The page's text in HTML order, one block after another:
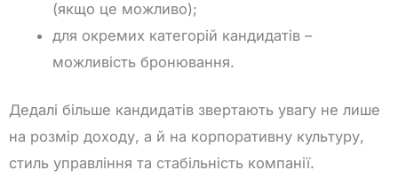
(якщо це можливо);
для окремих категорій кандидатів –
можливість бронювання.
Дедалі більше кандидатів звертають увагу не лише
на розмір доходу, а й на корпоративну культуру,
стиль управління та стабільність компанії.